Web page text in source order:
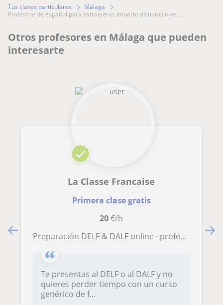
Tus clases particulares
Málaga
profesora de español para extranjeros.imparto distintos nive...
Otros profesores en Málaga que pueden
interesarte
La Classe Francaise
Primera clase gratis
20€/h
Preparación DELF & DALF online · profesor nativo + plataforma propia · 120 reseñas
Te presentas al DELF o al DALF y no
quieres perder tiempo con un curso
genérico de f...